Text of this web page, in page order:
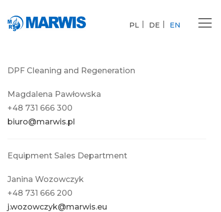
PL DE EN
DPF Cleaning and Regeneration
Magdalena Pawłowska
+48 731 666 300
biuro@marwis.pl
Equipment Sales Department
Janina Wozowczyk
+48 731 666 200
j.wozowczyk@marwis.eu